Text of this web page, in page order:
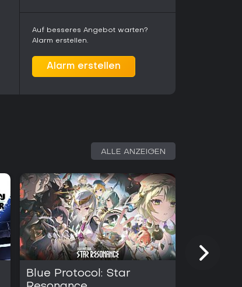
Auf besseres Angebot warten?
Alarm erstellen.
Alarm erstellen
ALLE ANZEIGEN
Blue Protocol: Star